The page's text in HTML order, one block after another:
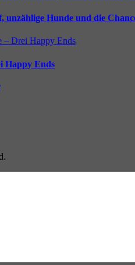
unzählige Hunde und die
Happy Ends